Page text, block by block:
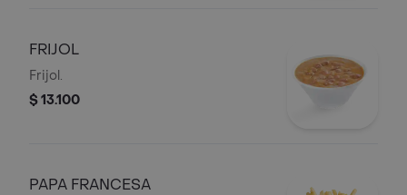
FRIJOL
Frijol.
$ 13.100
PAPA FRANCESA